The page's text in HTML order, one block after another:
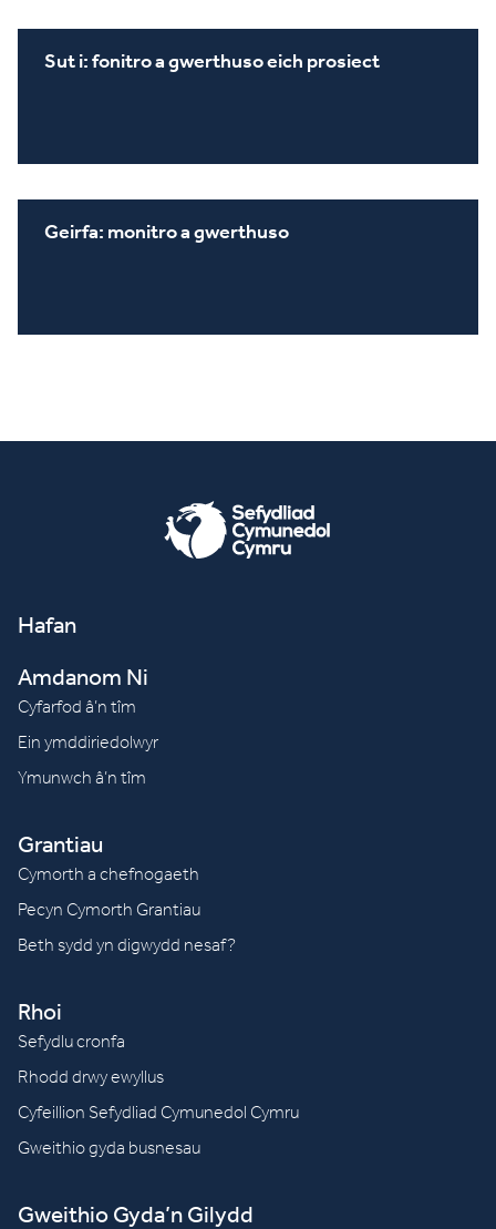
Sut i: fonitro a gwerthuso eich prosiect
Geirfa: monitro a gwerthuso
Hafan
Amdanom Ni
Cyfarfod â’n tîm
Ein ymddiriedolwyr
Ymunwch â’n tîm
Grantiau
Cymorth a chefnogaeth
Pecyn Cymorth Grantiau
Beth sydd yn digwydd nesaf?
Rhoi
Sefydlu cronfa
Rhodd drwy ewyllus
Cyfeillion Sefydliad Cymunedol Cymru
Gweithio gyda busnesau
Gweithio Gyda’n Gilydd